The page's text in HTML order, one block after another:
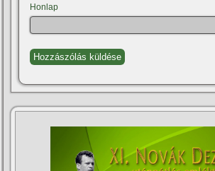
Honlap